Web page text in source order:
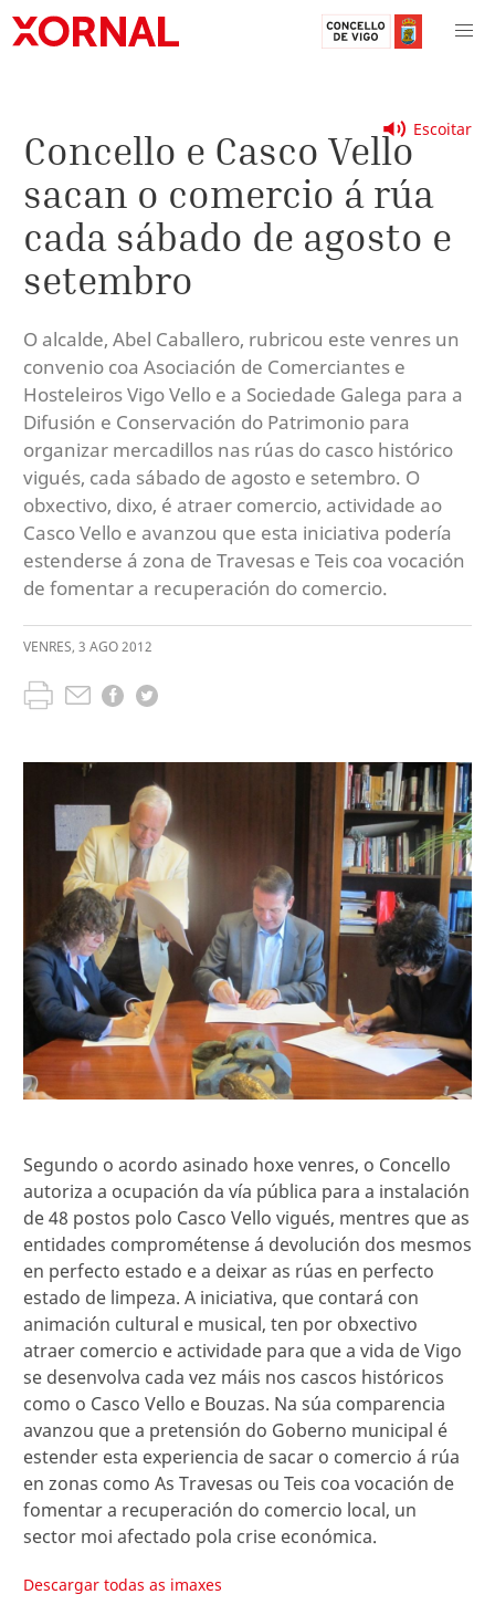
Escoitar
Concello e Casco Vello
sacan o comercio á rúa
cada sábado de agosto e
setembro
O alcalde, Abel Caballero, rubricou este venres un
convenio coa Asociación de Comerciantes e
Hosteleiros Vigo Vello e a Sociedade Galega para a
Difusión e Conservación do Patrimonio para
organizar mercadillos nas rúas do casco histórico
vigués, cada sábado de agosto e setembro. O
obxectivo, dixo, é atraer comercio, actividade ao
Casco Vello e avanzou que esta iniciativa podería
estenderse á zona de Travesas e Teis coa vocación
de fomentar a recuperación do comercio.
VENRES, 3 AGO2012
Segundo o acordo asinado hoxe venres, o Concello
autoriza a ocupación da vía pública para a instalación
de 48 postos polo Casco Vello vigués, mentres que as
entidades comprométense á devolución dos mesmos
en perfecto estado e a deixar as rúas en perfecto
estado de limpeza. A iniciativa, que contará con
animación cultural e musical, ten por obxectivo
atraer comercio e actividade para que a vida de Vigo
se desenvolva cada vez máis nos cascos históricos
como o Casco Vello e Bouzas. Na súa comparencia
avanzou que a pretensión do Goberno municipal é
estender esta experiencia de sacar o comercio á rúa
en zonas como As Travesas ou Teis coa vocación de
fomentar a recuperación do comercio local, un
sector moi afectado pola crise económica.
Descargar todas as imaxes